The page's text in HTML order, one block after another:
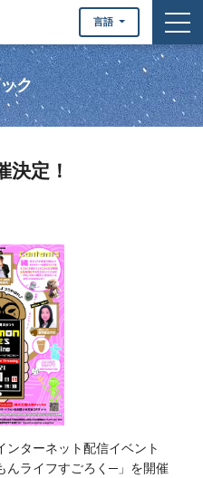
言語
ク
定！
ンターネット配信イベント
んライフすごろく─」を開催